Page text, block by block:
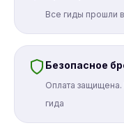
Все гиды прошли
Безопасное
Оплата
гида